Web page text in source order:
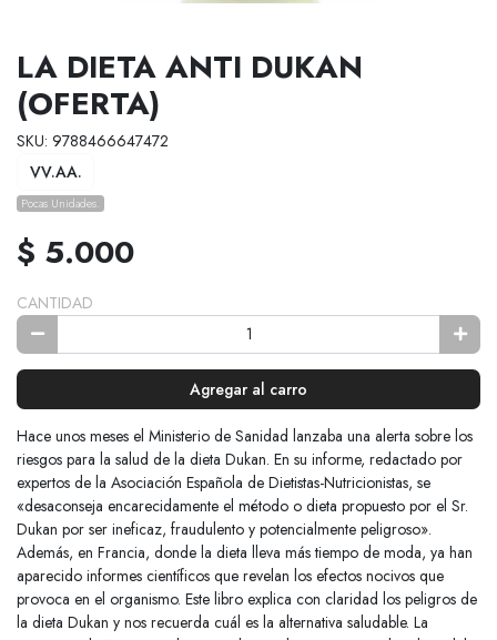
LA DIETA ANTI DUKAN
(OFERTA)
SKU: 9788466647472
VV.AA.
Pocas Unidades.
$ 5.000
CANTIDAD
Agregar al carro
Hace unos meses el Ministerio de Sanidad lanzaba una alerta sobre los
riesgos para la salud de la dieta Dukan. En su informe, redactado por
expertos de la Asociación Española de Dietistas-Nutricionistas, se
«desaconseja encarecidamente el método o dieta propuesto por el Sr.
Dukan por ser ineficaz, fraudulento y potencialmente peligroso».
Además, en Francia, donde la dieta lleva más tiempo de moda, ya han
aparecido informes científicos que revelan los efectos nocivos que
provoca en el organismo. Este libro explica con claridad los peligros de
la dieta Dukan y nos recuerda cuál es la alternativa saludable. La